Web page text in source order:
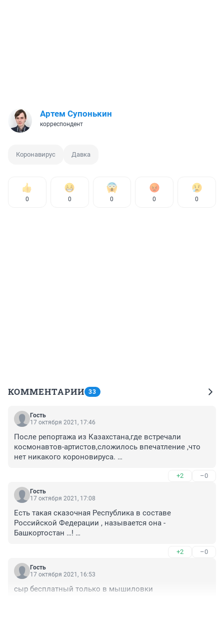
Артем Супонькин
корреспондент
Коронавирус Давка
0 0 0 0 0
КОММЕНТАРИИ 33
Гость
17 октября 2021, 17:46
После репортажа из Казахстана,где встречали
космонавтов-артистов,сложилось впечатление ,что
нет никакого короновируса.
+2 –0
Гость
17 октября 2021, 17:08
Есть такая сказочная Республика в составе
Российской Федерации , называется она -
Башкортостан …!
«выключать» коронавирус , либо наоборот, его
«включать» ! Вот например сегодня его отключили и
названием «день ходьбы». И все никто не заразился
+2 –0
Гость
17 октября 2021, 16:53
сыр бесплатный только в мышиловки